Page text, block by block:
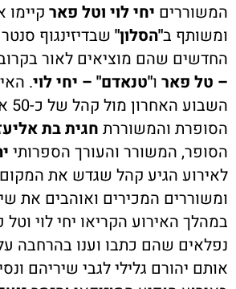
המשוררים יחי לוי וטל פאר קיימו
ומשותף ב"הסלון" שבדיזינגוף
החדשים שהם מוציאים לאור
– טל פאר ו"טנאדם" – יחי לוי.
הסופרת והמשוררת חגית בת
הסופר, המשורר והעורך הספרותי
לאירוע הגיע קהל שגדש את
ומשוררים המכירים ואוהבים את
במהלך האירוע הקריאו יחי לוי
נפלאים שהם כתבו וענו בהרחבה
אותם יהורם גלילי לגבי שיריהם